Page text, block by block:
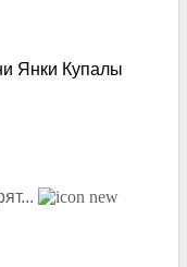
Янки Купалы